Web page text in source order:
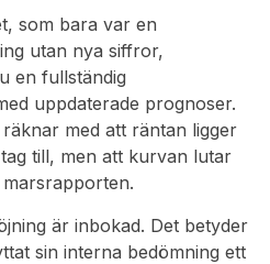
som bara var en
utan nya siffror,
en fullständig
uppdaterade prognoser.
med att räntan ligger
till, men att kurvan lutar
är inbokad. Det betyder
sin interna bedömning ett